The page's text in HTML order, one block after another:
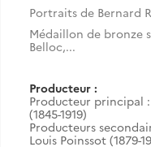
Portraits de Bernard
Médaillon de bronze
Belloc,...
Producteur :
Producteur principal
(1845-1919)
Producteurs
Louis Poinssot (1879-